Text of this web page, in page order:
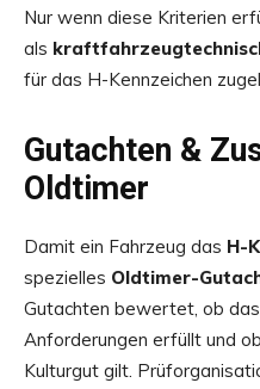
Nur wenn diese Kriterien
als
für das H-Kennzeichen
Gutachten &
Oldtimer
Damit ein Fahrzeug das H-
spezielles Oldtimer-
Gutachten bewertet, ob
Anforderungen erfüllt und
Kulturgut gilt.